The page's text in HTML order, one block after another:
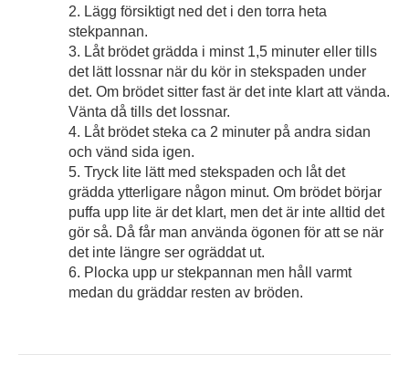
2. Lägg försiktigt ned det i den torra heta
stekpannan.
3. Låt brödet grädda i minst 1,5 minuter eller tills
det lätt lossnar när du kör in stekspaden under
det. Om brödet sitter fast är det inte klart att vända.
Vänta då tills det lossnar.
4. Låt brödet steka ca 2 minuter på andra sidan
och vänd sida igen.
5. Tryck lite lätt med stekspaden och låt det
grädda ytterligare någon minut. Om brödet börjar
puffa upp lite är det klart, men det är inte alltid det
gör så. Då får man använda ögonen för att se när
det inte längre ser ogräddat ut.
6. Plocka upp ur stekpannan men håll varmt
medan du gräddar resten av bröden.